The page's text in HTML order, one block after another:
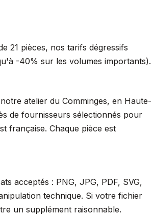
21 pièces, nos tarifs dégressifs
-40% sur les volumes importants).
atelier du Comminges, en Haute-
de fournisseurs sélectionnés pour
française. Chaque pièce est
acceptés : PNG, JPG, PDF, SVG,
technique. Si votre fichier
un supplément raisonnable.